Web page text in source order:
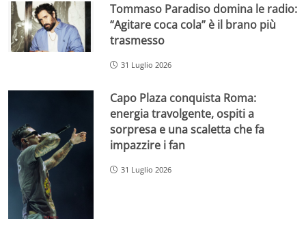
Tommaso Paradiso domina le radio:
“Agitare coca cola” è il brano più
trasmesso
31 Luglio 2026
Capo Plaza conquista Roma:
energia travolgente, ospiti a
sorpresa e una scaletta che fa
impazzire i fan
31 Luglio 2026